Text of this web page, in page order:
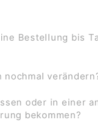
Bestellung bis
nochmal
oder in einer
bekommen?